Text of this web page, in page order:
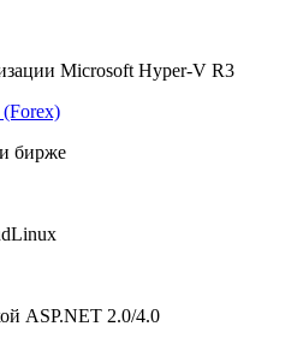
Microsoft Hyper-V R3
бирже
ASP.NET 2.0/4.0